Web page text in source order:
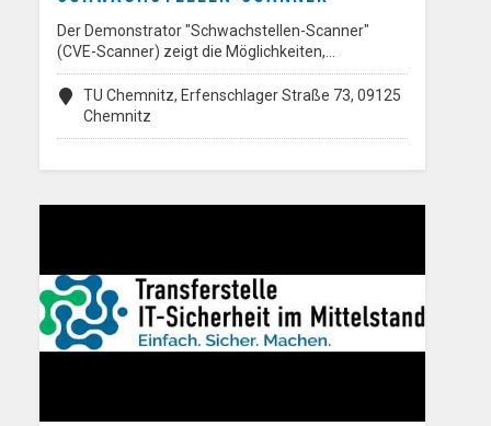
Der Demonstrator "Schwachstellen-Scanner"
(CVE-Scanner) zeigt die Möglichkeiten,…
TU Chemnitz, Erfenschlager Straße 73, 09125
Chemnitz